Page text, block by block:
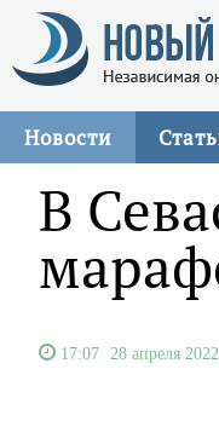
Новости
В
17:07 28 апреля 2022